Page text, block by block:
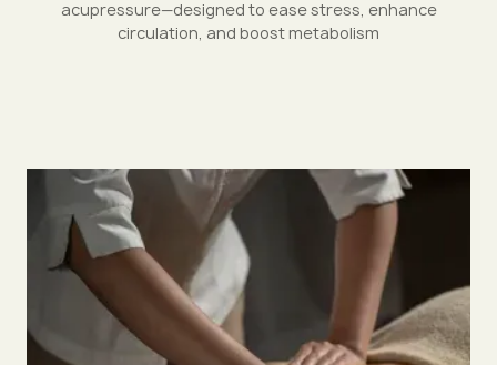
acupressure—designed to ease stress, enhance
circulation, and boost metabolism